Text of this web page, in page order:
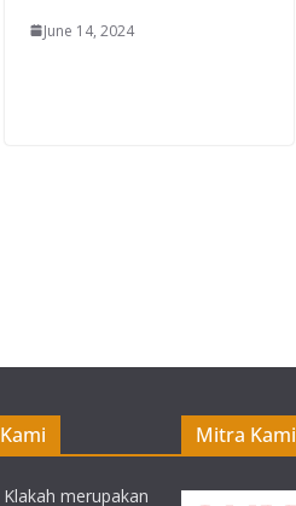
June 14, 2024
merupakan
Mitra Kami